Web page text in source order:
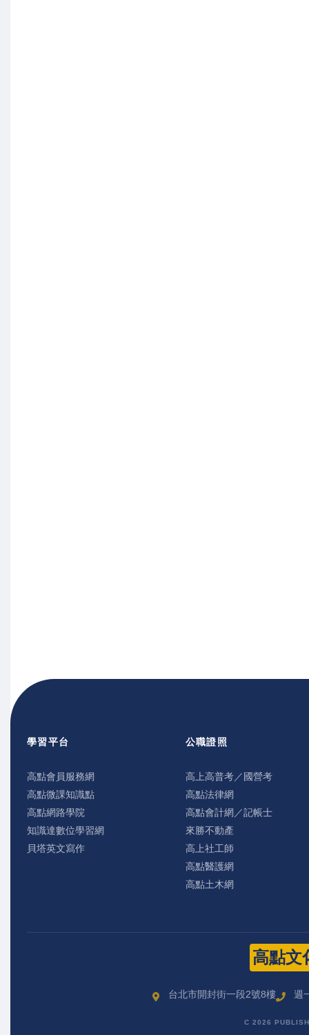
學習平台
高點會員服務網
高點微課知識點
高點網路學院
知識達數位學習網
貝塔英文寫作
公職證照
高上高普考／國營考
高點法律網
高點會計網／記帳士
來勝不動產
高上社工師
高點醫護網
高點土木網
高點文
台北市開封街一段2號8樓 週
C 2026